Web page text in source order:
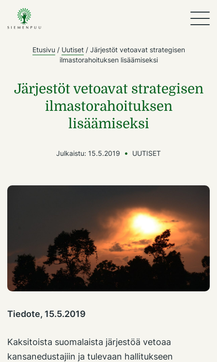
Etusivu / Uutiset/ Järjestöt vetoavat strategisen
ilmastorahoituksen lisäämiseksi
Järjestöt vetoavat strategisen
ilmastorahoituksen
lisäämiseksi
Julkaistu: 15.5.2019 UUTISET
Tiedote, 15.5.2019
Kaksitoista suomalaista järjestöä vetoaa
kansanedustajiin ja tulevaan hallitukseen